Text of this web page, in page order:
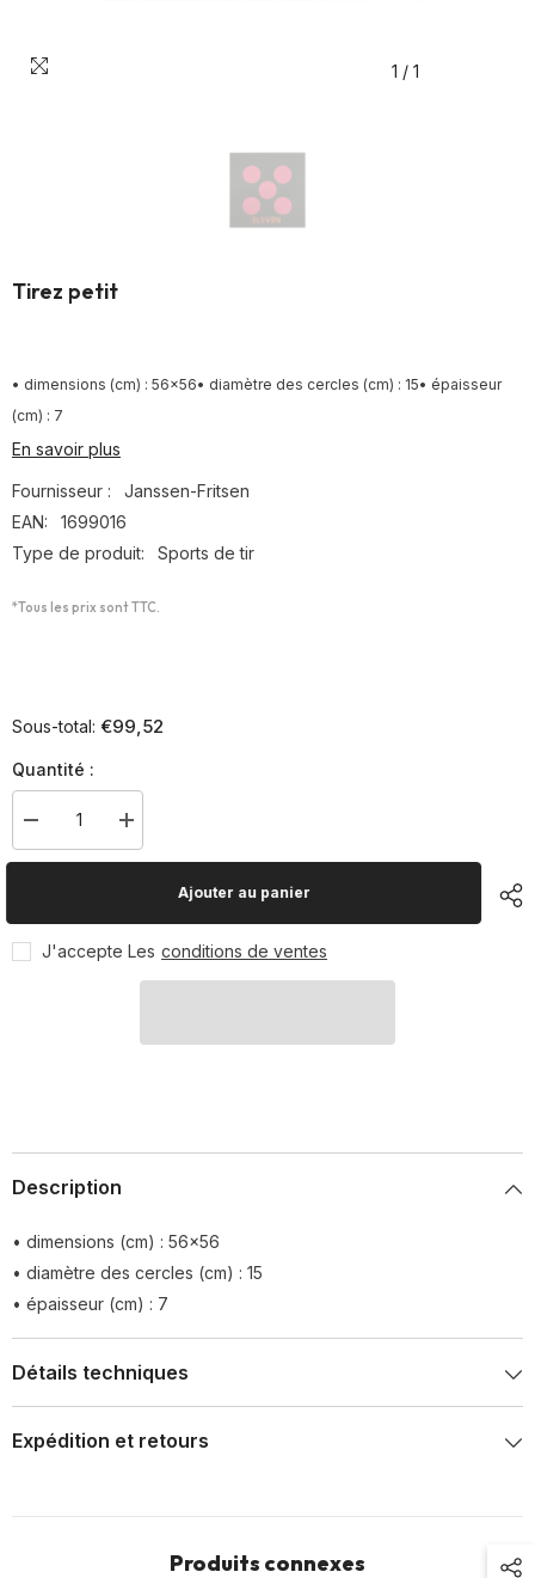
1 / 1
Tirez petit
• dimensions (cm) : 56x56• diamètre des cercles (cm) : 15• épaisseur
(cm) : 7
En savoir plus
Fournisseur :
Janssen-Fritsen
EAN:
1699016
Type de produit:
Sports de tir
*Tous les prix sont TTC.
Sous-total: €99,52
Quantité :
Diminuer
la
quantité
petit
Augmenter
la
quantité
petit
Ajouter au panier
J'accepte Les conditions de ventes
Description
• dimensions (cm) : 56x56
• diamètre des cercles (cm) : 15
• épaisseur (cm) : 7
Détails techniques
Expédition et retours
Produits connexes